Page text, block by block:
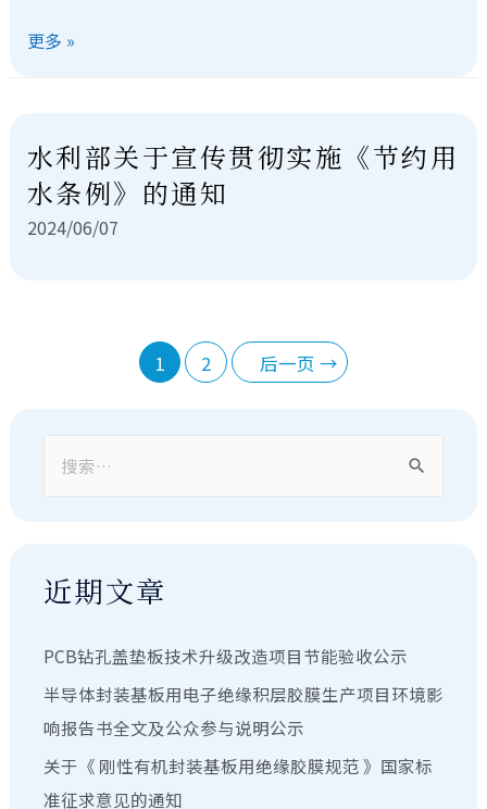
更多 »
水利部关于宣传贯彻实施《节约用
水条例》的通知
2024/06/07
1 2 后一页 →
近期文章
PCB钻孔盖垫板技术升级改造项目节能验收公示
半导体封装基板用电子绝缘积层胶膜生产项目环境影
响报告书全文及公众参与说明公示
关于《 刚性有机封装基板⽤绝缘胶膜规范 》国家标
准征求意见的通知